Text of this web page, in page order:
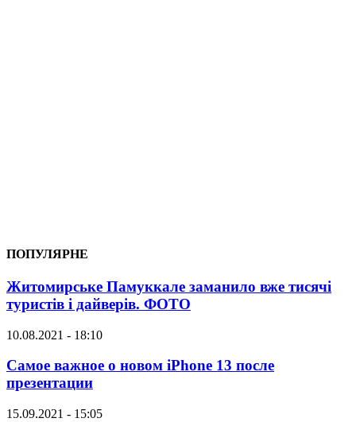
ПОПУЛЯРНЕ
Житомирське Памуккале заманило вже тисячі
туристів і дайверів. ФОТО
10.08.2021 - 18:10
Самое важное о новом iPhone 13 после
презентации
15.09.2021 - 15:05